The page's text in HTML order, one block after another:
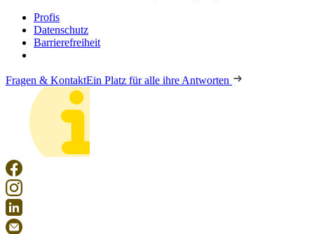
Profis
Datenschutz
Barrierefreiheit
Fragen & KontaktEin Platz für alle ihre Antworten